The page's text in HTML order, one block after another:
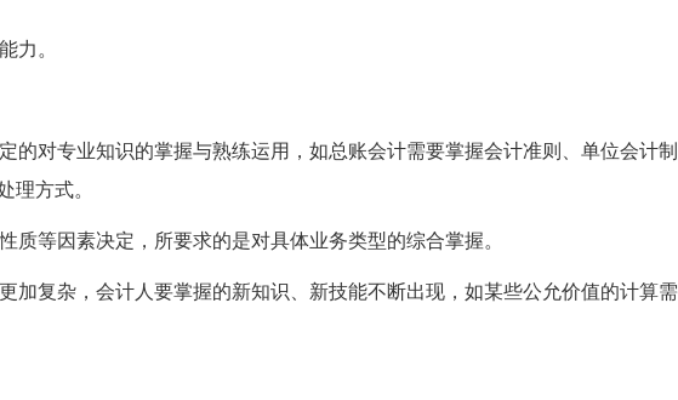
力。
的对专业知识的掌握与熟练运用，如总账会计需要掌握会计准则、单位会计制
方式。
等因素决定，所要求的是对具体业务类型的综合掌握。
加复杂，会计人要掌握的新知识、新技能不断出现，如某些公允价值的计算